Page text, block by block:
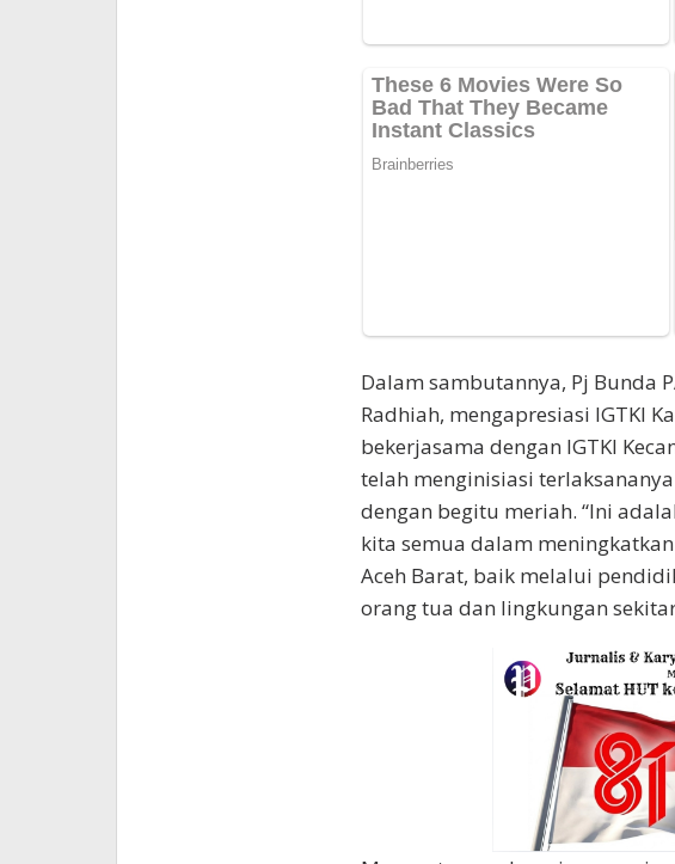
Dalam sambutannya, Pj Bunda
Radhiah, mengapresiasi IGTKI
bekerjasama dengan IGTKI
telah menginisiasi
dengan begitu meriah. “Ini
kita semua dalam
Aceh Barat, baik melalui
orang tua dan lingkungan